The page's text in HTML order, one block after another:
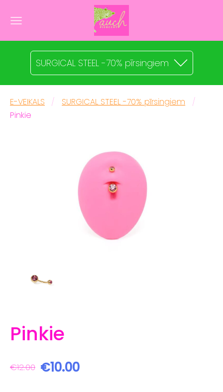
SURGICAL STEEL -70% pīrsingiem
E-VEIKALS
SURGICAL STEEL -70% pīrsingiem
Pinkie
Pinkie
€12.00 €10.00